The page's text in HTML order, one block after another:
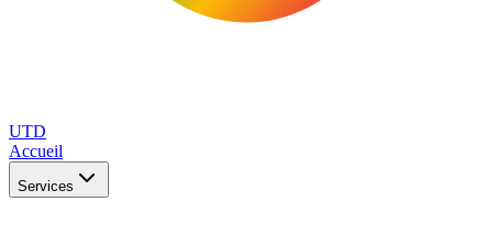
UTD
Accueil
Services